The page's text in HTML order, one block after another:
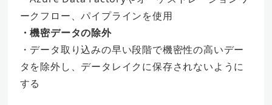
ークフロー、パイプラインを使用
・機密データの除外
・データ取り込みの早い段階で機密性の高いデー
タを除外し、データレイクに保存されないように
する